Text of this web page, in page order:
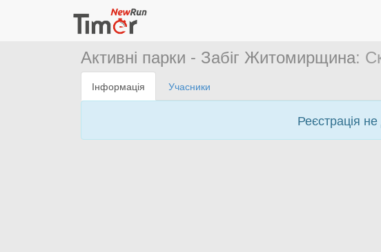
Активні парки - Забіг Житомирщина:
Інформація Учасники
Реєстрація